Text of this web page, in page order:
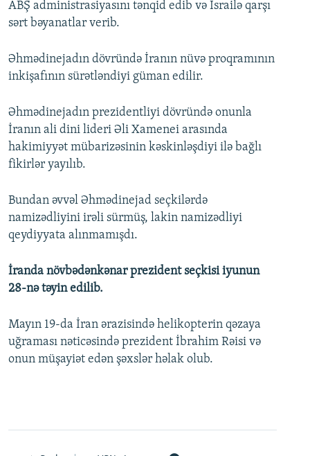
ABŞ administrasiyasını tənqid edib və İsrailə qarşı
sərt bəyanatlar verib.
Əhmədinejadın dövründə İranın nüvə proqramının
inkişafının sürətləndiyi güman edilir.
Əhmədinejadın prezidentliyi dövründə onunla
İranın ali dini lideri Əli Xamenei arasında
hakimiyyət mübarizəsinin kəskinləşdiyi ilə bağlı
fikirlər yayılıb.
Bundan əvvəl Əhmədinejad seçkilərdə
namizədliyini irəli sürmüş, lakin namizədliyi
qeydiyyata alınmamışdı.
İranda növbədənkənar prezident seçkisi iyunun
28-nə təyin edilib.
Mayın 19-da İran ərazisində helikopterin qəzaya
uğraması nəticəsində prezident İbrahim Rəisi və
onun müşayiət edən şəxslər həlak olub.